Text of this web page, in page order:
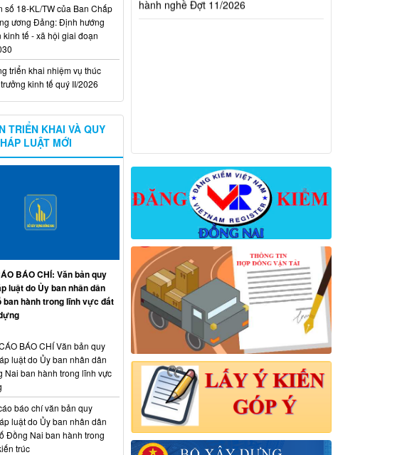
số 18-KL/TW của Ban Chấp
ương Đảng: Định hướng
kinh tế - xã hội giai đoạn
triển khai nhiệm vụ thúc
kinh tế quý II/2026
TRIỂN KHAI VÀ QUY
LUẬT MỚI
BÁO CHÍ: Văn bản quy
luật do Ủy ban nhân dân
ban hành trong lĩnh vực đất
BÁO CHÍ Văn bản quy
luật do Ủy ban nhân dân
Nai ban hành trong lĩnh vực
báo chí văn bản quy
luật do Ủy ban nhân dân
Đồng Nai ban hành trong
trúc